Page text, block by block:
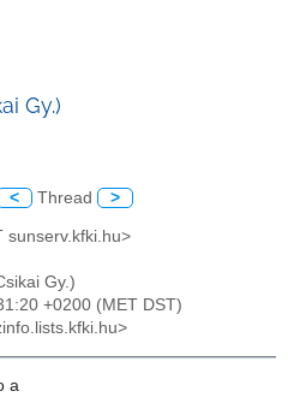
Gy.)
< Thread >
sunserv.kfki.hu>
Gy.)
+0200 (MET DST)
a